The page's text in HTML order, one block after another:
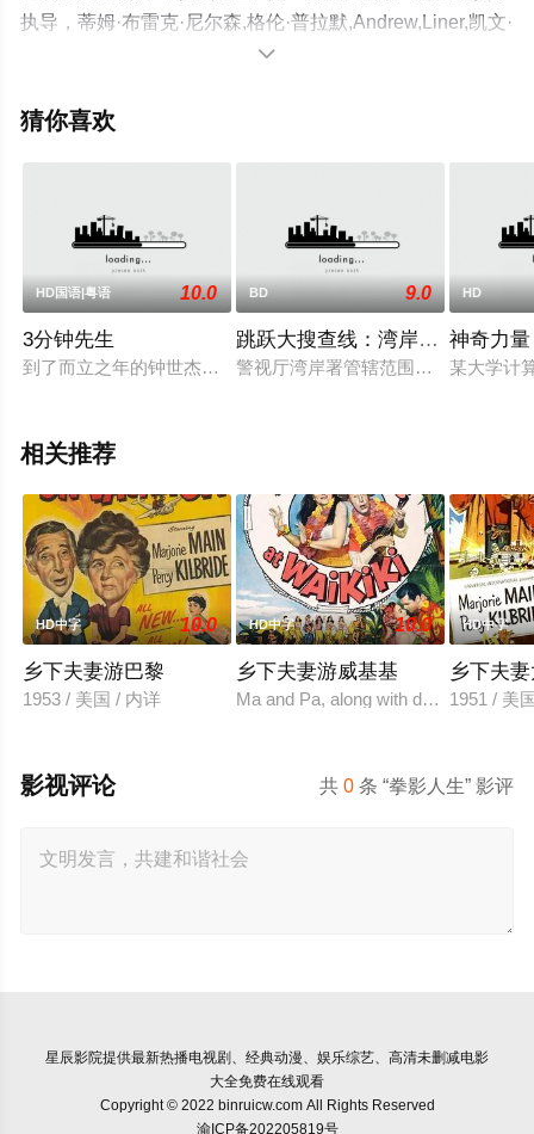
执导，蒂姆·布雷克·尼尔森,格伦·普拉默,Andrew,Liner,凯文·
考利甘等演员精彩演绎的美国电影，手机免费观看高清无
步至豆瓣电影、电视猫或剧情网等平台了解。

猜你喜欢
HD国语|粤语 10.0
3分钟先生
到了而立之年的钟世杰（郑中基饰），他是个玩世不恭、不受
BD 9.0
跳跃大搜查线：湾岸署史上最恶
警视厅湾岸署管辖范围边境的小河中
HD
神奇力量
某大学计
相关推荐
HD中字 10.0
乡下夫妻游巴黎
1953 / 美国 / 内详
HD中字 10.0
乡下夫妻游威基基
Ma and Pa, along with daughter
HD中字
乡下夫
1951 / 美
共0 条 “拳影人生” 影评
影视评论
星辰影院提供最新热播电视剧、经典动漫、娱乐综艺、高清未删减电影
大全免费在线观看
Copyright © 2022 binruicw.com All Rights Reserved
渝ICP备202205819号